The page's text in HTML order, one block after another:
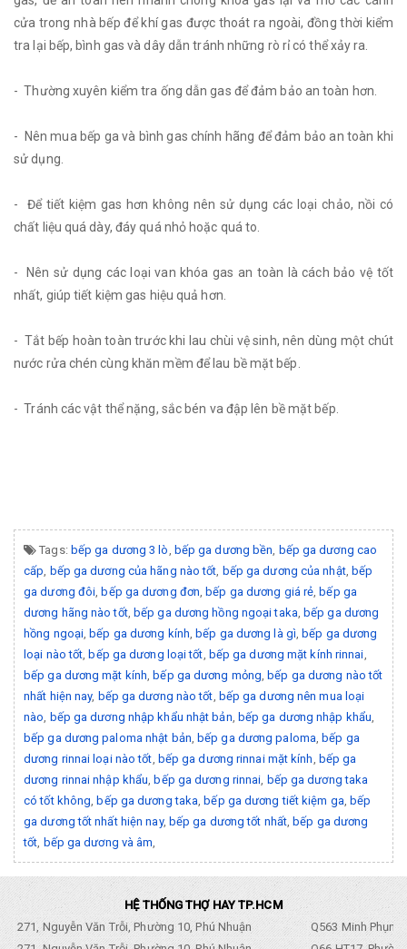
cửa trong nhà bếp để khí gas được thoát ra ngoài, đồng thời kiểm
tra lại bếp, bình gas và dây dẫn tránh những rò rỉ có thể xảy ra.
- Thường xuyên kiểm tra ống dẫn gas để đảm bảo an toàn hơn.
- Nên mua bếp ga và bình gas chính hãng để đảm bảo an toàn khi
sử dụng.
- Để tiết kiệm gas hơn không nên sử dụng các loại chảo, nồi có
chất liệu quá dày, đáy quá nhỏ hoặc quá to.
- Nên sử dụng các loại van khóa gas an toàn là cách bảo vệ tốt
nhất, giúp tiết kiệm gas hiệu quả hơn.
- Tắt bếp hoàn toàn trước khi lau chùi vệ sinh, nên dùng một chút
nước rửa chén cùng khăn mềm để lau bề mặt bếp.
- Tránh các vật thể nặng, sắc bén va đập lên bề mặt bếp.
Tags: bếp ga dương 3 lò, bếp ga dương bền, bếp ga dương cao
cấp, bếp ga dương của hãng nào tốt, bếp ga dương của nhật, bếp
ga dương đôi, bếp ga dương đơn, bếp ga dương giá rẻ, bếp ga
dương hãng nào tốt, bếp ga dương hồng ngoại taka, bếp ga dương
hồng ngoại, bếp ga dương kính, bếp ga dương là gì, bếp ga dương
loại nào tốt, bếp ga dương loại tốt, bếp ga dương mặt kính rinnai,
bếp ga dương mặt kính, bếp ga dương mỏng, bếp ga dương nào tốt
nhất hiện nay, bếp ga dương nào tốt, bếp ga dương nên mua loại
nào, bếp ga dương nhập khẩu nhật bản, bếp ga dương nhập khẩu,
bếp ga dương paloma nhật bản, bếp ga dương paloma, bếp ga
dương rinnai loại nào tốt, bếp ga dương rinnai mặt kính, bếp ga
dương rinnai nhập khẩu, bếp ga dương rinnai, bếp ga dương taka
có tốt không, bếp ga dương taka, bếp ga dương tiết kiệm ga, bếp
ga dương tốt nhất hiện nay, bếp ga dương tốt nhất, bếp ga dương
tốt, bếp ga dương và âm,
HỆ THỐNG THỢ HAY TP.HCM
271, Nguyễn Văn Trỗi, Phường 10, Phú Nhuận
Q563 Minh